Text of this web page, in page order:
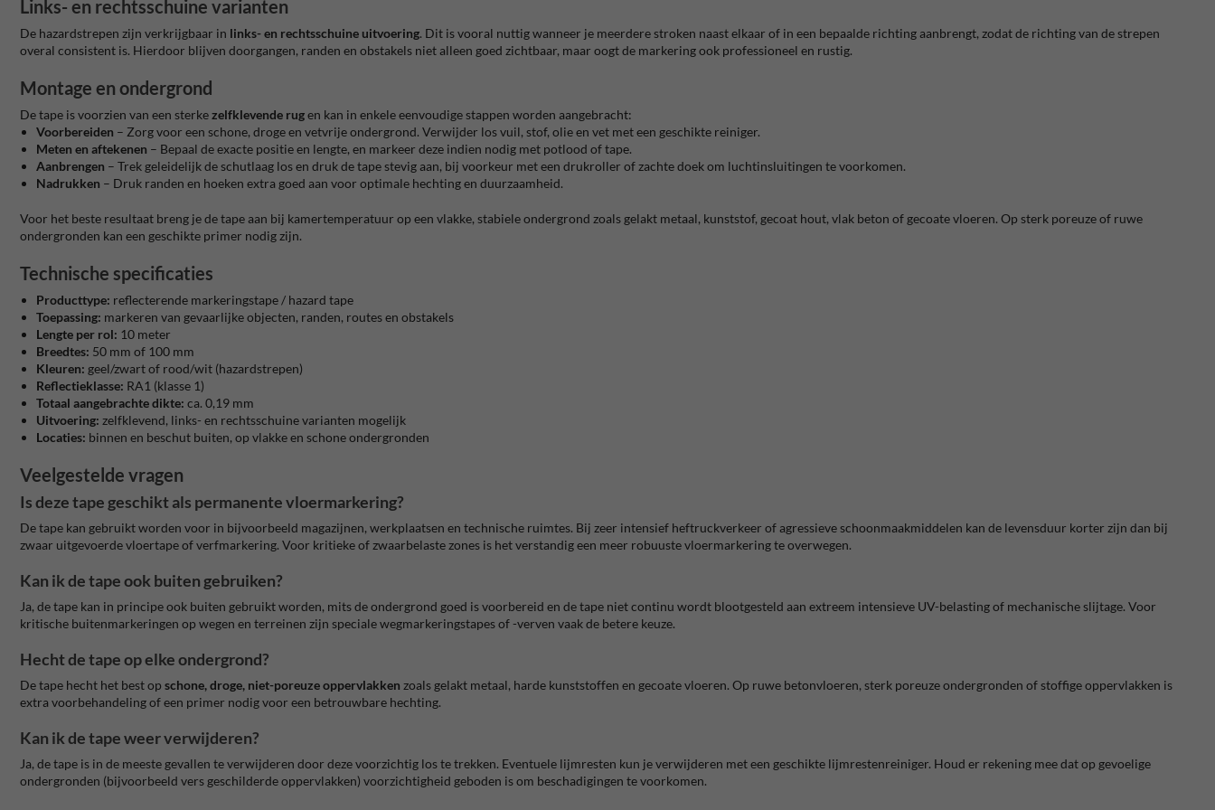
Links- en rechtsschuine varianten
De hazardstrepen zijn verkrijgbaar in links- en rechtsschuine uitvoering. Dit is vooral nuttig wanneer je meerdere stroken naast elkaar of in een bepaalde richting aanbrengt, zodat de richting van de strepen
overal consistent is. Hierdoor blijven doorgangen, randen en obstakels niet alleen goed zichtbaar, maar oogt de markering ook professioneel en rustig.
Montage en ondergrond
De tape is voorzien van een sterkezelfklevende rugen kan in enkele eenvoudige stappen worden aangebracht:
Voorbereiden – Zorg voor een schone, droge en vetvrije ondergrond. Verwijder los vuil, stof, olie en vet met een geschikte reiniger.
Meten en aftekenen – Bepaal de exacte positie en lengte, en markeer deze indien nodig met potlood of tape.
Aanbrengen – Trek geleidelijk de schutlaag los en druk de tape stevig aan, bij voorkeur met een drukroller of zachte doek om luchtinsluitingen te voorkomen.
Nadrukken – Druk randen en hoeken extra goed aan voor optimale hechting en duurzaamheid.
Voor het beste resultaat breng je de tape aan bij kamertemperatuur op een vlakke, stabiele ondergrond zoals gelakt metaal, kunststof, gecoat hout, vlak beton of gecoate vloeren. Op sterk poreuze of ruwe
ondergronden kan een geschikte primer nodig zijn.
Technische specificaties
Producttype: reflecterende markeringstape / hazard tape
Toepassing: markeren van gevaarlijke objecten, randen, routes en obstakels
Lengte per rol: 10 meter
Breedtes: 50 mm of 100 mm
Kleuren: geel/zwart of rood/wit (hazardstrepen)
Reflectieklasse: RA1 (klasse 1)
Totaal aangebrachte dikte: ca. 0,19 mm
Uitvoering: zelfklevend, links- en rechtsschuine varianten mogelijk
Locaties: binnen en beschut buiten, op vlakke en schone ondergronden
Veelgestelde vragen
Is deze tape geschikt als permanente vloermarkering?
De tape kan gebruikt worden voor in bijvoorbeeld magazijnen, werkplaatsen en technische ruimtes. Bij zeer intensief heftruckverkeer of agressieve schoonmaakmiddelen kan de levensduur korter zijn dan bij
zwaar uitgevoerde vloertape of verfmarkering. Voor kritieke of zwaarbelaste zones is het verstandig een meer robuuste vloermarkering te overwegen.
Kan ik de tape ook buiten gebruiken?
Ja, de tape kan in principe ook buiten gebruikt worden, mits de ondergrond goed is voorbereid en de tape niet continu wordt blootgesteld aan extreem intensieve UV-belasting of mechanische slijtage. Voor
kritische buitenmarkeringen op wegen en terreinen zijn speciale wegmarkeringstapes of -verven vaak de betere keuze.
Hecht de tape op elke ondergrond?
De tape hecht het best op schone, droge, niet-poreuze oppervlakken zoals gelakt metaal, harde kunststoffen en gecoate vloeren. Op ruwe betonvloeren, sterk poreuze ondergronden of stoffige oppervlakken is
extra voorbehandeling of een primer nodig voor een betrouwbare hechting.
Kan ik de tape weer verwijderen?
Ja, de tape is in de meeste gevallen te verwijderen door deze voorzichtig los te trekken. Eventuele lijmresten kun je verwijderen met een geschikte lijmrestenreiniger. Houd er rekening mee dat op gevoelige
ondergronden (bijvoorbeeld vers geschilderde oppervlakken) voorzichtigheid geboden is om beschadigingen te voorkomen.